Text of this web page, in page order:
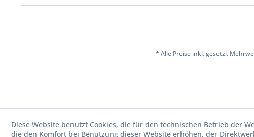
* Alle Preise inkl. gesetzl.
Diese Website benutzt Cookies, die für den technischen Betrieb der
die den Komfort bei Benutzung dieser Website erhöhen, der